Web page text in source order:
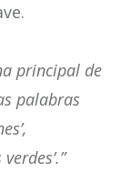
principal de
palabras